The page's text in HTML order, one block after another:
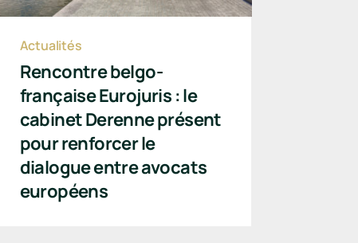
Rencontre belgo-
française Eurojuris : le
cabinet Derenne présent
pour renforcer le
dialogue entre avocats
européens
Actualités